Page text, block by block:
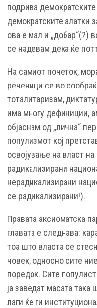
подрива
демократските алатки
ова е мал и „добар“(?)
се надевам дека ќе
На самиот почеток,
реченици се во
тоталитаризам,
има многу дефиниции,
објаснам од „лична“
популизмот кој
освојување на власт
радикализирани
нерадикализирани
се радикализирани!).
Правата аксиоматска
главата е следнава:
тоа што власта се
човек, односно сите
поредок. Сите
ја заведат масата така
лаги ќе ги